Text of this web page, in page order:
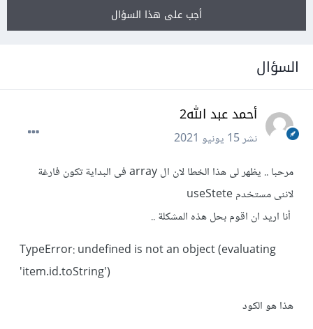
أجب على هذا السؤال
السؤال
أحمد عبد الله2
نشر15 يونيو 2021
مرحبا .. يظهر لى هذا الخطا لان ال array فى البداية تكون فارغة
لاننى مستخدم useStete
أنا اريد ان اقوم بحل هذه المشكلة ..
TypeError: undefined is not an object (evaluating
'item.id.toString')
هذا هو الكود